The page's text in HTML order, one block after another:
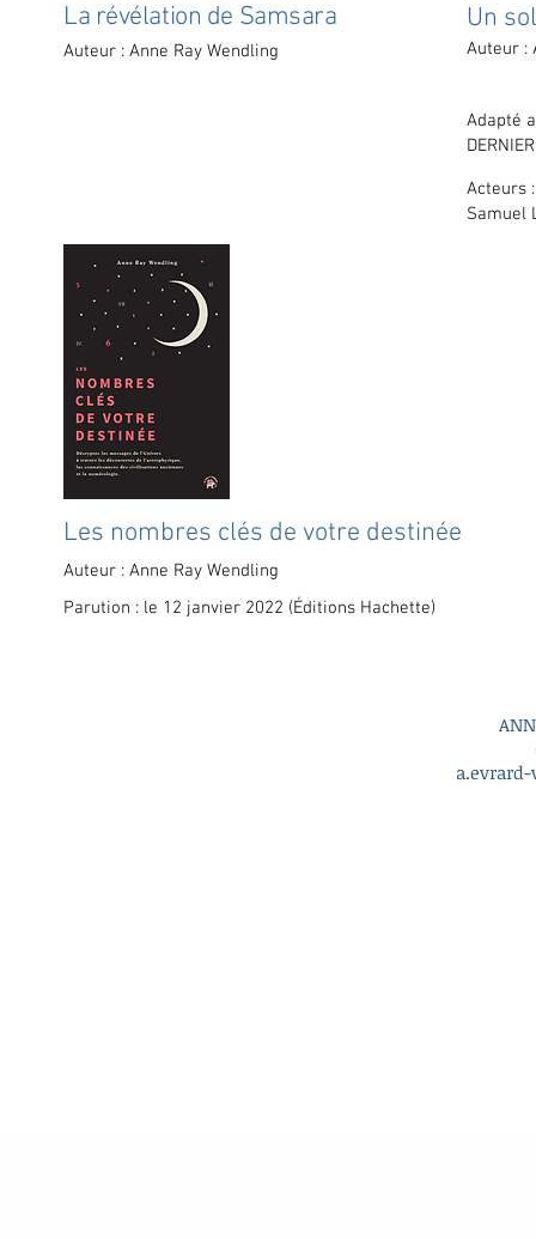
La révélation de Samsara
Auteur : Anne Ray Wendling
Un
Auteur :
Adapté
Acteurs
Samuel
Les nombres clés de votre destinée
Auteur : Anne Ray Wendling
Parution : le 12 janvier 2022 (Éditions Hachette)